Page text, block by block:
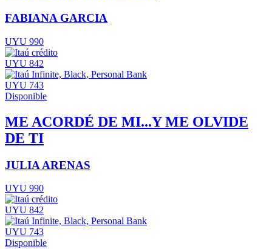
FABIANA GARCIA
UYU 990
UYU 842
UYU 743
Disponible
ME ACORDÉ DE MI...Y ME OLVIDE
DE TI
JULIA ARENAS
UYU 990
UYU 842
UYU 743
Disponible